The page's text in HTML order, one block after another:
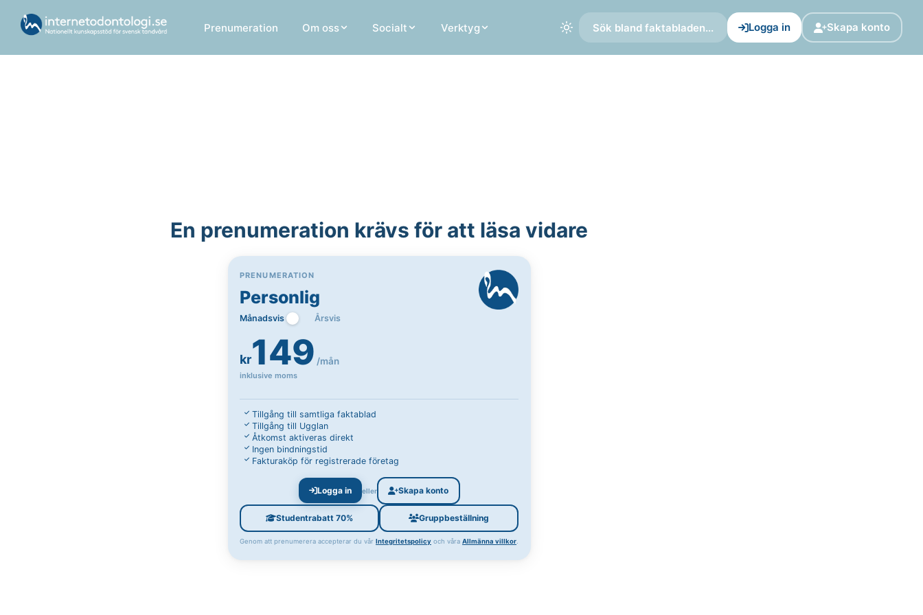
Prenumeration Om oss Socialt Verktyg Sök bland faktabladen... Logga in Skapa konto
En prenumeration krävs för att läsa vidare
PRENUMERATION
Personlig
Månadsvis Årsvis
kr149 /mån
inklusive moms
Tillgång till samtliga faktablad
Tillgång till Ugglan
Åtkomst aktiveras direkt
Ingen bindningstid
Fakturaköp för registrerade företag
Logga in eller Skapa konto
Studentrabatt 70% Gruppbeställning
Genom att prenumerera accepterar du vår Integritetspolicy och våra Allmänna villkor